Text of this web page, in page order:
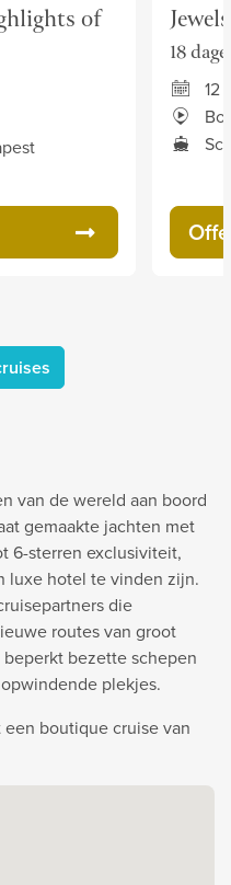
of
18
12
van de wereld aan boord
gemaakte jachten met
6-sterren exclusiviteit,
luxe hotel te vinden zijn.
die
routes van groot
bezette schepen
plekjes.
boutique cruise van